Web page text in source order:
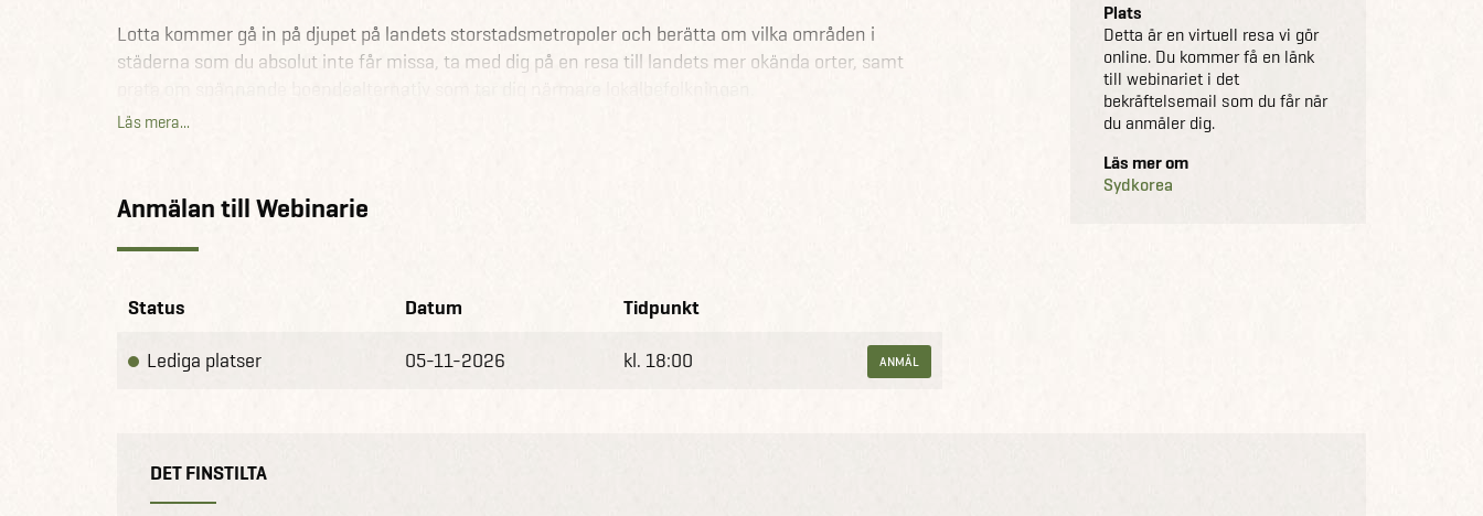
Lotta kommer gå in på djupet på landets storstadsmetropoler och berätta om vilka områden i
städerna som du absolut inte får missa, ta med dig på en resa till landets mer okända orter, samt
redan idag och följ med på en virtuell resa genom Sydkorea.
Varmt välkommen!
Läs mera...
Anmälan till Webinarie
Status Datum Tidpunkt
Lediga platser 05-11-2026 kl. 18:00 ANMÄL
Plats
Detta är en virtuell resa vi gör
online. Du kommer få en länk
till webinariet i det
bekräftelsemail som du får när
du anmäler dig.
Läs mer om
Sydkorea
DET FINSTILTA